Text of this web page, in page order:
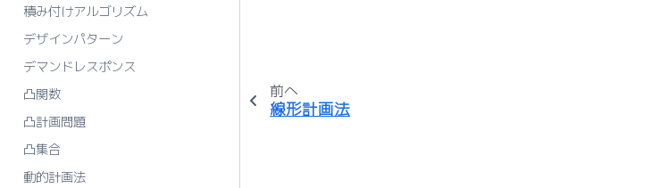
積み付けアルゴリズム
デザインパターン
デマンドレスポンス
凸関数
凸計画問題
凸集合
動的計画法
前へ
線形計画法